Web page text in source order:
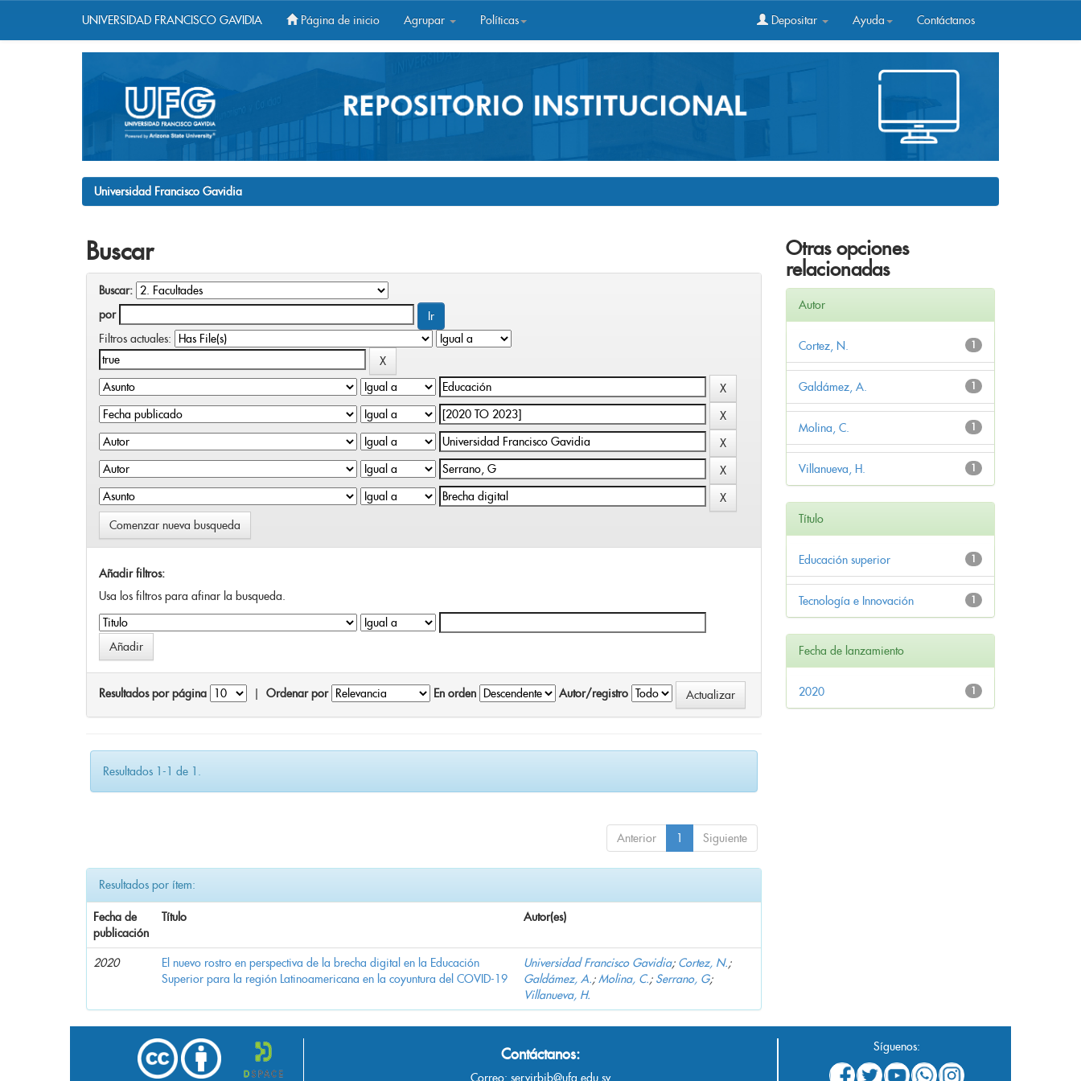
UNIVERSIDAD FRANCISCO GAVIDIA Página de inicio Agrupar Políticas Depositar Ayuda Contáctanos
Universidad Francisco Gavidia
Buscar
Buscar:
por
Filtros actuales:
Comenzar nueva busqueda
Añadir filtros:
Usa los filtros para afinar la busqueda.
Resultados por página Ordenar por En orden Autor/registro
Resultados 1-1 de 1.
Anterior 1 Siguiente
Resultados por ítem:
Fecha de
publicación
Título Autor(es)
2020
El nuevo rostro en perspectiva de la brecha digital en la Educación
Superior para la región Latinoamericana en la coyuntura del COVID-19
Universidad Francisco Gavidia; Cortez, N.;
Galdámez, A.;Molina, C.; Serrano, G;
Villanueva, H.
Otras opciones
relacionadas
Autor
1
Cortez, N.
1
Galdámez, A.
1
Molina, C.
1
Villanueva, H.
Título
1
Educación superior
1
Tecnología e Innovación
Fecha de lanzamiento
1
2020
Contáctanos:
Correo: servirbib@ufg.edu.sv
Síguenos: